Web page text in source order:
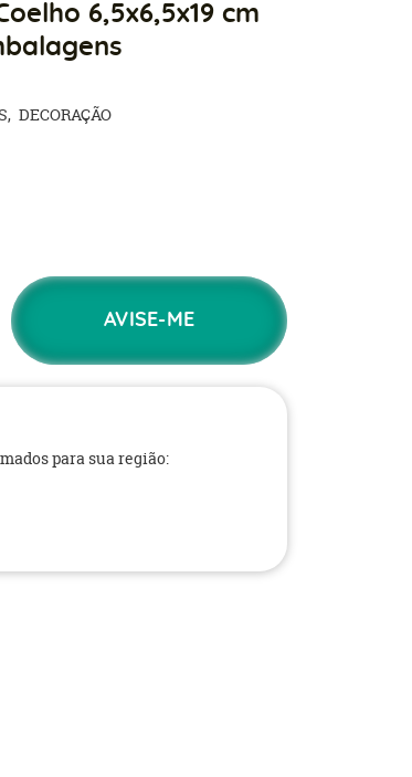
6,5x6,5x19 cm
DECORAÇÃO
AVISE-ME
para sua região: